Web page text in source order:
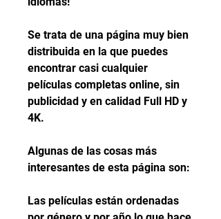
Se trata de una página muy bien
distribuida en la que puedes
encontrar casi cualquier
películas completas online, sin
publicidad y en calidad Full HD y
4K.
Algunas de las cosas más
interesantes de esta página son:
Las películas están ordenadas